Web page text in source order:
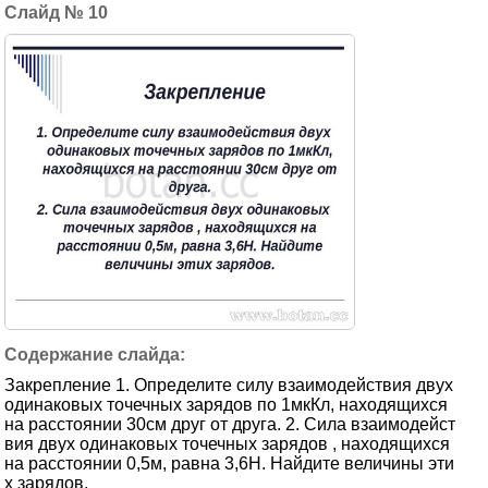
10
Закрепление 1. Определите силу взаимодействия двух
одинаковых точечных зарядов по 1мкКл, находящихся
на расстоянии 30см друг от друга. 2. Сила взаимодейст
вия двух одинаковых точечных зарядов , находящихся
на расстоянии 0,5м, равна 3,6Н. Найдите величины эти
х зарядов.